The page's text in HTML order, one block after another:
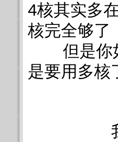
4核其实多
核完全够了
但是你如
是要用多核
举个
我要处